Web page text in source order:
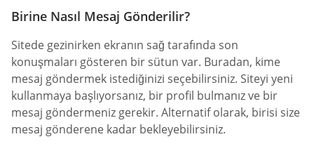
Birine Nasıl Mesaj Gönderilir?
Sitede gezinirken ekranın sağ tarafında son
konuşmaları gösteren bir sütun var. Buradan, kime
mesaj göndermek istediğinizi seçebilirsiniz. Siteyi yeni
kullanmaya başlıyorsanız, bir profil bulmanız ve bir
mesaj göndermeniz gerekir. Alternatif olarak, birisi size
mesaj gönderene kadar bekleyebilirsiniz.